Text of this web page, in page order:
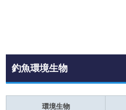
釣魚環境生物
環境生物